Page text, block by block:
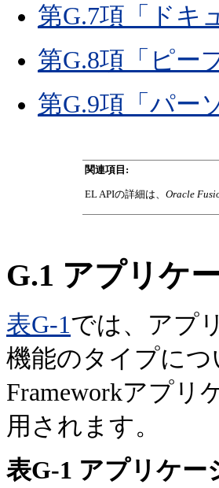
第G.7項「ドキ
第G.8項「ピー
第G.9項「パー
関連項目:
EL APIの詳細は、 Oracle
G.1 アプリケ
表G-1では、アプ
機能のタイプに
Frameworkアプリ
用されます。
表G-1 アプリケー